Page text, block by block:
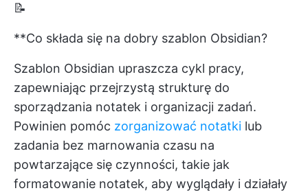
📝
**Co składa się na dobry szablon Obsidian?
Szablon Obsidian upraszcza cykl pracy,
zapewniając przejrzystą strukturę do
sporządzania notatek i organizacji zadań.
Powinien pomóc zorganizować notatki lub
zadania bez marnowania czasu na
powtarzające się czynności, takie jak
formatowanie notatek, aby wyglądały i działały